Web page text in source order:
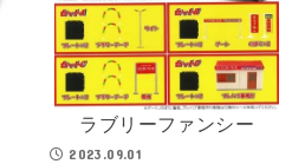
ラブリーファンシー
2023.09.01